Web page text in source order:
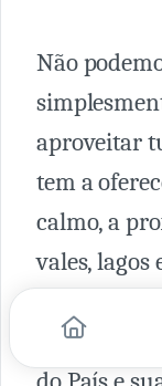
Não
aproveitar
tem a
calmo, a
vales, lagos
apreciar